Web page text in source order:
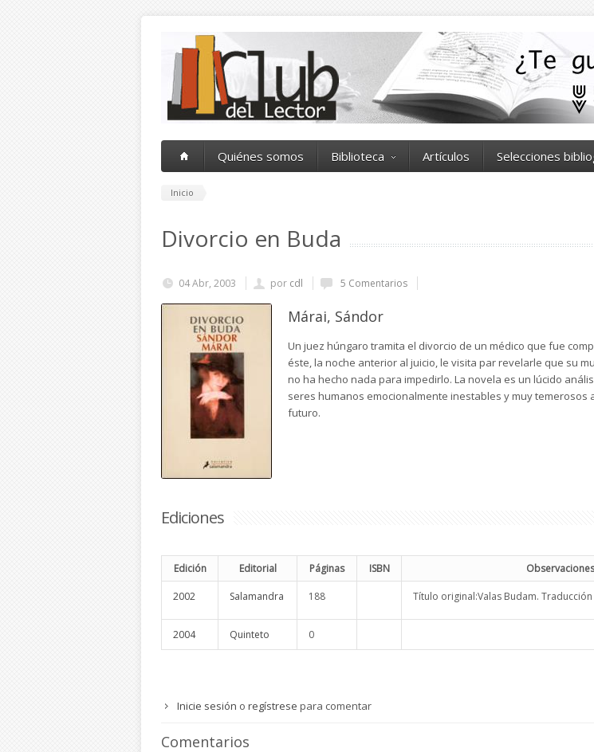
Quiénes somos Biblioteca Artículos Selecciones
Inicio
Divorcio en Buda
04 Abr, 2003 por cdl 5 Comentarios
Márai, Sándor
Un juez húngaro tramita el divorcio de un médico que fue
éste, la noche anterior al juicio, le visita par revelarle que su
no ha hecho nada para impedirlo. La novela es un lúcido
seres humanos emocionalmente inestables y muy temerosos
futuro.
Ediciones
Edición Editorial Páginas ISBN Observaciones
2002 Salamandra 188 Título original:Valas Budam. Traducción
2004 Quinteto 0
Inicie sesión o regístrese para comentar
Comentarios